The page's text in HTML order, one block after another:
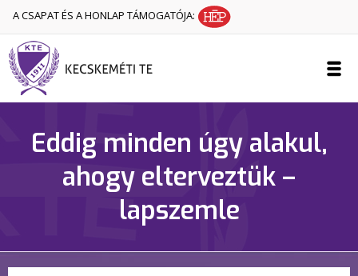
A CSAPAT ÉS A HONLAP TÁMOGATÓJA:
Eddig minden úgy alakul,
ahogy elterveztük –
lapszemle